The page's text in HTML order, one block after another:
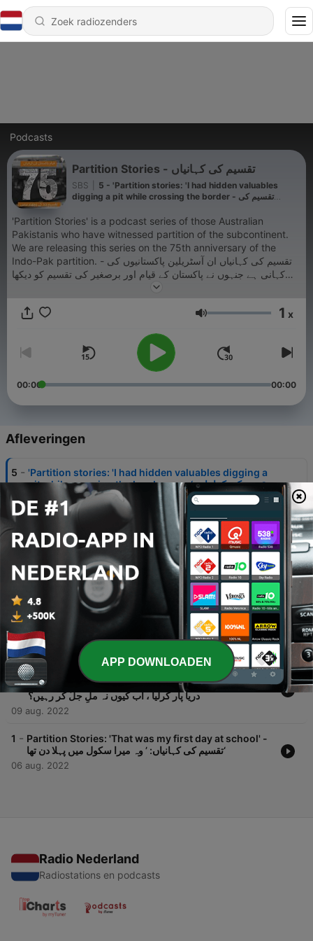
Podcasts
Partition Stories - تقسیم کی کہانیاں
SBS
5 - 'Partition stories: 'I had hidden valuables
digging a pit while crossing the border - تقسیم کی
کر چھپادیا تھا‘
'Partition Stories' is a podcast series of those Australian
Pakistanis who have witnessed partition of the subcontinent.
We are releasing this series on the 75th anniversary of the
Indo-Pak partition. - تقسیم کی کہانیاں ان آسٹریلین پاکستانیوں کی
کہانی ہے جنہوں نے پاکستان کے قیام اور برصغیر کی تقسیم کو دیکھا
ہے۔ اس واقعے کے 75 برس پورے ہونے پر یہ سیزیز نشر کی جا رہی
Volume 1 x
00:00 00:00
Afleveringen
5 - 'Partition stories: 'I had hidden valuables digging a
pit while crossing the border - تقسیم کی کہانیاں: ‘میں
نے سرحد عبور کرتے ہوئے قیمتی سامان گڑھا کھود کر چھپادیا
16 aug. 2022
4 - Partition Stories: ' I was born in 1930 in Karachi' -
تقسیم کی کہانیاں: ‘میں ۱۹۳۰ میں کراچی میں پیدا ہوا‘
13 aug. 2022
3 - Partition stories: 'We left Amritsar and migrated to
Lyallpur' - تقسیم کی کہانیاں: ’ہم امرتسر چھوڑ کر لائل پور
10 aug. 2022
2 - Partition Stories: 'We crossed the river of blood,
why not live together now?' - تقسیم کی کہانیاں: خون کا
دریا پار کرلیا ، اب کیوں نہ ملِ جلُ کر رہیں؟
09 aug. 2022
1 - Partition Stories: 'That was my first day at school' -
تقسیم کی کہانیاں: ’ وہ میرا سکول میں پہلا دن تھا‘
06 aug. 2022
Radio Nederland
Radiostations en podcasts
APP DOWNLOADEN